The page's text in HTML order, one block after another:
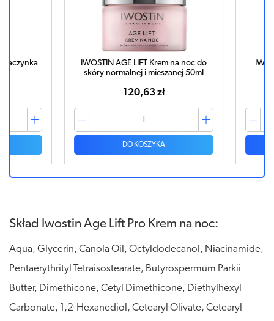
IWOSTIN AGE LIFT Krem na noc do
skóry normalnej i mieszanej 50ml
120,63 zł
DO KOSZYKA
Skład Iwostin Age Lift Pro Krem na noc:
Aqua, Glycerin, Canola Oil, Octyldodecanol, Niacinamide,
Pentaerythrityl Tetraisostearate, Butyrospermum Parkii
Butter, Dimethicone, Cetyl Dimethicone, Diethylhexyl
Carbonate, 1,2-Hexanediol, Cetearyl Olivate, Cetearyl